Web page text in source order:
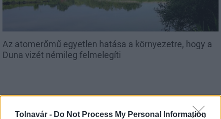
Tolnavár - Do Not Process My Personal Information
Az atomerőmű egyetlen hatása a környezetre, hogy a
Duna vizét némileg felmelegíti